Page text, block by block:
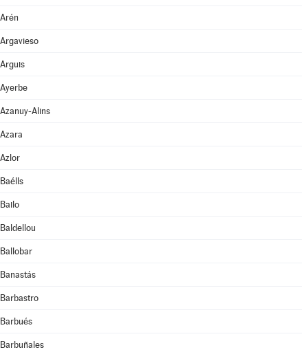
Arén
Argavieso
Arguis
Ayerbe
Azanuy-Alins
Azara
Azlor
Baélls
Bailo
Baldellou
Ballobar
Banastás
Barbastro
Barbués
Barbuñales